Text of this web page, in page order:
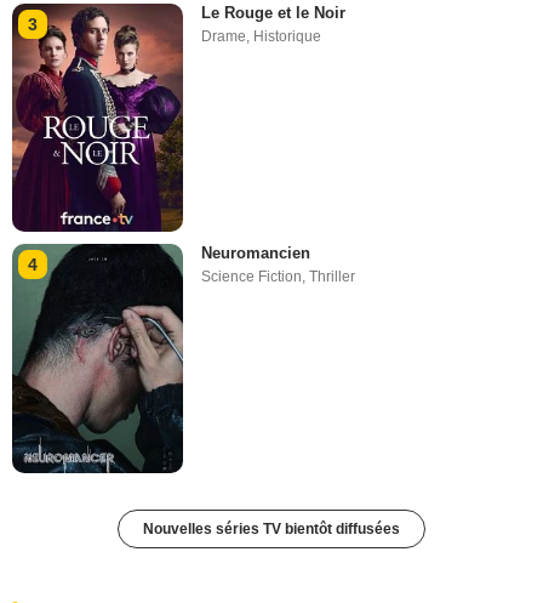
3
Le Rouge et le Noir
Drame, Historique
4
Neuromancien
Science Fiction,Thriller
Nouvelles séries TV bientôt diffusées